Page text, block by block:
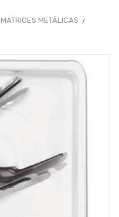
MATRICES METÁLICAS